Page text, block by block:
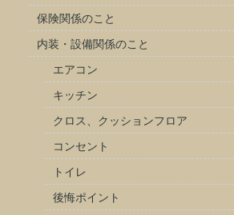
保険関係のこと
内装・設備関係のこと
エアコン
キッチン
クロス、クッションフロア
コンセント
トイレ
後悔ポイント